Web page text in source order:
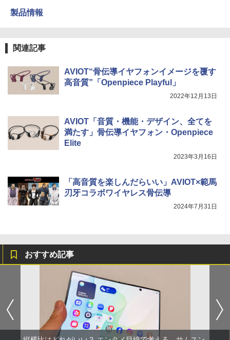
製品情報
関連記事
AVIOT“骨伝導イヤフォンイメージを覆す
高音質”「Openpiece Playful」
2022年12月13日
AVIOT「音質・機能・デザイン、全てを
満たす」骨伝導イヤフォン・Openpiece
Elite
2023年3月16日
「高音質を楽しんだらいい」AVIOT×範⾺
刃⽛コラボワイヤレス骨伝導
2024年7月31日
おすすめ記事